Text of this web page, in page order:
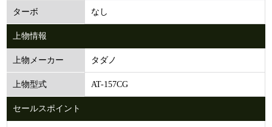
ターボ なし
上物情報
上物メーカー タダノ
上物型式 AT-157CG
セールスポイント